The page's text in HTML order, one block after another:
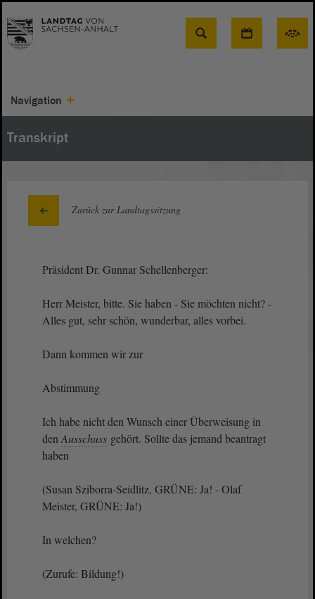
Suche
Navigation
Transkript
Zurück zur Landtagssitzung
Präsident Dr. Gunnar Schellenberger:
Herr Meister, bitte. Sie haben - Sie möchten nicht? -
Alles gut, sehr schön, wunderbar, alles vorbei.
Dann kommen wir zur
Abstimmung
Ich habe nicht den Wunsch einer Überweisung in
den Ausschuss gehört. Sollte das jemand beantragt
haben
(Susan Sziborra-Seidlitz, GRÜNE: Ja! - Olaf
Meister, GRÜNE: Ja!)
In welchen?
(Zurufe: Bildung!)